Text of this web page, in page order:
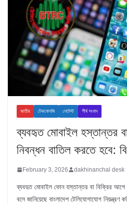
জাতীয় টেকনোলজি লেটেস্ট শীর্ষ সংবাদ
ব্যবহৃত মোবাইল হস্তান্তর
নিবন্ধন বাতিল করতে হবে:
February 3, 2026 dakhinanchal desk
ব্যবহৃত মোবাইল ফোন হস্তান্তর বা বিক্রির আগে
বলে জানিয়েছে বাংলাদেশ টেলিযোগাযোগ নিয়ন্ত্রণ